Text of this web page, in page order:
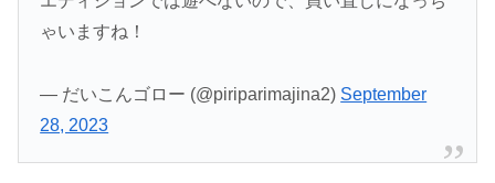
ゃいますね！
— だいこんゴロー (@piriparimajina2) September
28, 2023